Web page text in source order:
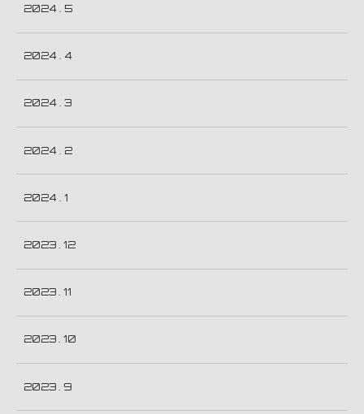
2024 . 5
2024 . 4
2024 . 3
2024 . 2
2024 . 1
2023 . 12
2023 . 11
2023 . 10
2023 . 9